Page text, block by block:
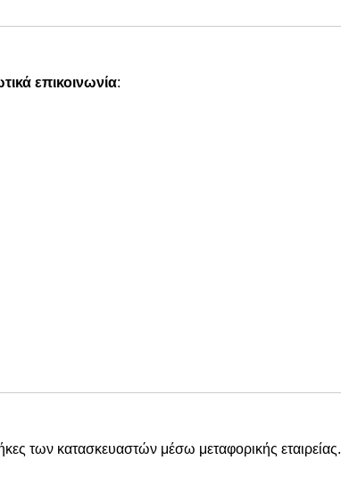
επικοινωνία:
των κατασκευαστών μέσω μεταφορικής εταιρείας.